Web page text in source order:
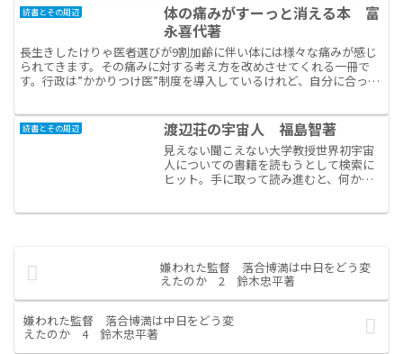
読書とその周辺
体の痛みがすーっと消える本 富
永喜代著
長生きしたけりゃ医者選びが9割加齢に伴い体には様々な痛みが感じ
られてきます。その痛みに対する考え方を改めさせてくれる一冊で
す。行政は”かかりつけ医”制度を導入しているけれど、自分に合った
読書とその周辺 渡辺荘の宇宙人 福島智著
見えない聞こえない大学教授世界初宇宙
人についての書籍を読もうとして検索に
ヒット。手に取って読み進むと、何かが
嫌われた監督 落合博満は中日をどう変
えたのか 2 鈴木忠平著
嫌われた監督 落合博満は中日をどう変
えたのか 4 鈴木忠平著